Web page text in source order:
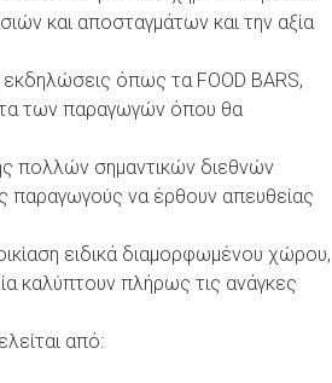
και αποσταγμάτων και την αξία
όπως τα FOOD BARS,
των παραγωγών όπου θα
πολλών σημαντικών διεθνών
παραγωγούς να έρθουν απευθείας
ειδικά διαμορφωμένου χώρου,
καλύπτουν πλήρως τις ανάγκες
από: